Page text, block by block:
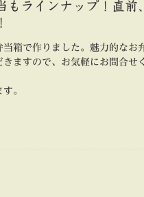
もラインナップ！直
箱で作りました。魅力的なお
ますので、お気軽にお問合
。